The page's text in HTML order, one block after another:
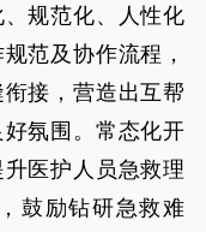
规范化、人性化
范及协作流程，
接，营造出互帮
氛围。常态化开
医护人员急救理
鼓励钻研急救难